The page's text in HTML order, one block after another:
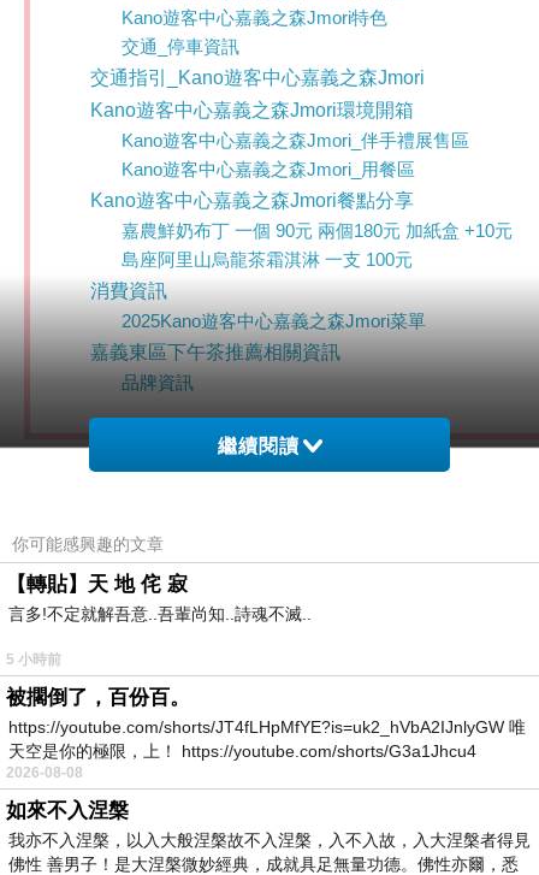
Kano遊客中心嘉義之森Jmori特色
交通_停車資訊
交通指引_Kano遊客中心嘉義之森Jmori
Kano遊客中心嘉義之森Jmori環境開箱
Kano遊客中心嘉義之森Jmori_伴手禮展售區
Kano遊客中心嘉義之森Jmori_用餐區
Kano遊客中心嘉義之森Jmori餐點分享
嘉農鮮奶布丁 一個 90元 兩個180元 加紙盒 +10元
島座阿里山烏龍茶霜淇淋 一支 100元
消費資訊
2025Kano遊客中心嘉義之森Jmori菜單
嘉義東區下午茶推薦相關資訊
品牌資訊
「嘉義東區下午茶推薦」
「嘉義東區小吃美食推薦」
Kano遊客中心嘉義之森Jmori在哪裡
Kano遊客中心嘉義之森Jmori位於嘉義市東區東川
里山子頂269號，鄰近多個嘉義知名景點，附設可停
放機車汽車的免費停車場、附近有公車站、
ubike2.0租借站。
繼續閱讀
你可能感興趣的文章
【轉貼】天 地 侘 寂
言多!不定就解吾意..吾輩尚知..詩魂不滅..
5 小時前
被擱倒了，百份百。
https://youtube.com/shorts/JT4fLHpMfYE?is=uk2_hVbA2IJnlyGW 唯
天空是你的極限，上！ https://youtube.com/shorts/G3a1Jhcu4
2026-08-08
如來不入涅槃
我亦不入涅槃，以入大般涅槃故不入涅槃，入不入故，入大涅槃者得見
佛性 善男子！是大涅槃微妙經典，成就具足無量功德。佛性亦爾，悉